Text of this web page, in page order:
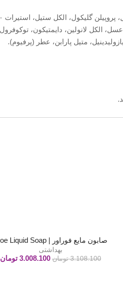
متیل پارابن، عطر (پرفیوم).
صابون مایع فوراور | Aloe Liquid Soap
بهداشتی
3.108.100 تومان 3.008.100 تومان